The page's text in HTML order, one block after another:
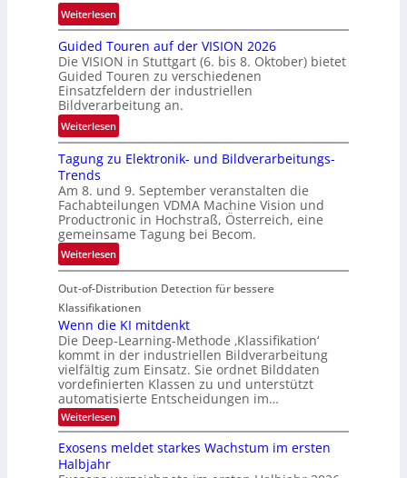
r
e
z
t
e
M
ö
g
l
c
h
k
e
i
n
Weiterlesen:
R
ü
c
k
k
e
h
d
e
r
i
n
V
I
S
I
O
N
T
e
c
h
T
a
Guided Touren auf der VISION 2026
Die VISION in Stuttgart (6. bis 8. Oktober) bietet
Guided Touren zu verschiedenen
Einsatzfeldern der industriellen
Bildverarbeitung an.
Weiterlesen:
G
u
d
e
d
T
o
e
n
a
u
f
d
e
r
V
Tagung zu Elektronik- und Bildverarbeitungs-
Trends
Am 8. und 9. September veranstalten die
Fachabteilungen VDMA Machine Vision und
Productronic in Hochstraß, Österreich, eine
gemeinsame Tagung bei Becom.
Weiterlesen:
T
a
g
u
n
g
z
u
E
l
e
Out-of-Distribution Detection für bessere
Klassifikationen
Wenn die KI mitdenkt
Die Deep-Learning-Methode ‚Klassifikation‘
kommt in der industriellen Bildverarbeitung
vielfältig zum Einsatz. Sie ordnet Bilddaten
vordefinierten Klassen zu und unterstützt
automatisierte Entscheidungen im…
Weiterlesen:
W
n
Exosens meldet starkes Wachstum im ersten
Halbjahr